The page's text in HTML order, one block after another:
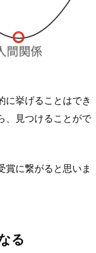
に挙げることはでき
、見つけることがで
賞に繋がると思いま
る